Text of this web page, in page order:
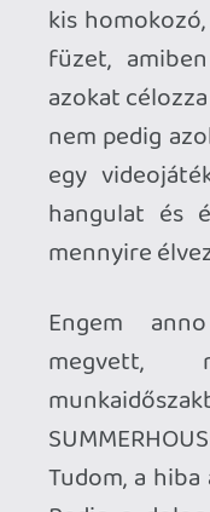
pakolásztam, ami
a tervezési rácsra,
nehéz mondjuk
ablakokat, vagy
elemeket. A jobb
ezt kiegészíti -
használatával
interfész mestere.